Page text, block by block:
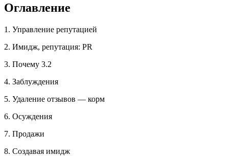
Оглавление
1. Управление репутацией
2. Имидж, репутация: PR
3. Почему 3.2
4. Заблуждения
5. Удаление отзывов — корм
6. Осуждения
7. Продажи
8. Создавая имидж